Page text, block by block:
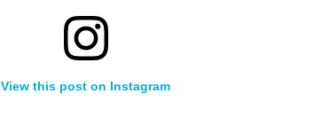
View this post on Instagram